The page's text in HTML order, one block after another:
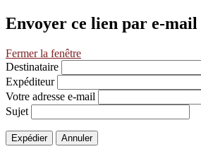
Envoyer ce lien par e-mail
Fermer la fenêtre
Destinataire
Expéditeur
Votre adresse e-mail
Sujet
Expédier Annuler